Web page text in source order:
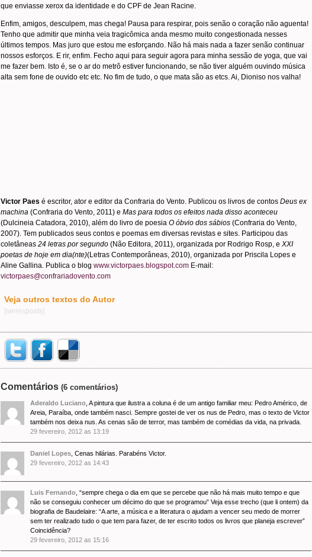
que enviasse xerox da identidade e do CPF de Jean Racine.
Enfim, amigos, desculpem, mas chega! Pausa para respirar, pois senão o coração não aguenta!
Tenho que admitir que minha veia tragicômica anda mesmo muito congestionada nesses
últimos tempos. Mas juro que estou me esforçando. Não há mais nada a fazer senão continuar
nossos esforços. E rir, enfim. Fecho aqui para seguir agora para minha sessão de yoga, que vai
me fazer bem. Isto é, se o ar do metrô estiver funcionando, se não tiver alguém ouvindo música
alta sem fone de ouvido etc etc. No fim de tudo, o que mata são as etcs. Ai, Dioniso nos valha!
Victor Paes é escritor, ator e editor da Confraria do Vento. Publicou os livros de contos Deus ex
machina (Confraria do Vento, 2011) e Mas para todos os efeitos nada disso aconteceu
(Dulcineia Catadora, 2010), além do livro de poesia O óbvio dos sábios (Confraria do Vento,
2007). Tem publicados seus contos e poemas em diversas revistas e sites. Participou das
coletâneas 24 letras por segundo (Não Editora, 2011), organizada por Rodrigo Rosp, e XXI
poetas de hoje em dia(nte)(Letras Contemporâneas, 2010), organizada por Priscila Lopes e
Aline Gallina. Publica o blog www.victorpaes.blogspot.com E-mail:
victorpaes@confrariadovento.com
Veja outros textos do Autor
[seriesposts]
Comentários (6 comentários)
Aderaldo Luciano , A pintura que ilustra a coluna é de um antigo familiar meu: Pedro Américo, de
Areia, Paraíba, onde também nasci. Sempre gostei de ver os nus de Pedro, mas o texto de Victor
também nos deixa nus. As cenas são de terror, mas também de comédias da vida, na privada.
29 fevereiro, 2012 as 13:19
Daniel Lopes , Cenas hilárias. Parabéns Victor.
29 fevereiro, 2012 as 14:43
Luis Fernando , “sempre chega o dia em que se percebe que não há mais muito tempo e que
não se conseguiu conhecer um décimo do que se programou” Veja esse trecho (que li ontem) da
biografia de Baudelaire: “A arte, a música e a literatura o ajudam a vencer seu medo de morrer
sem ter realizado tudo o que tem para fazer, de ter escrito todos os livros que planeja escrever”
Coincidência?
29 fevereiro, 2012 as 15:16